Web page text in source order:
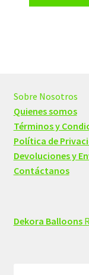
Sobre Nosotros
Quienes somos
Términos y
Política de
Devoluciones y
Contáctanos
Dekora Balloons